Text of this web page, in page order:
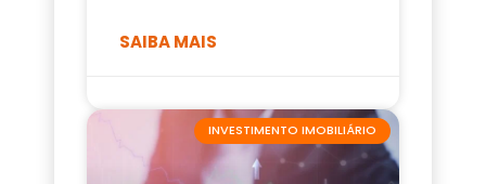
SAIBA MAIS
INVESTIMENTO IMOBILIÁRIO